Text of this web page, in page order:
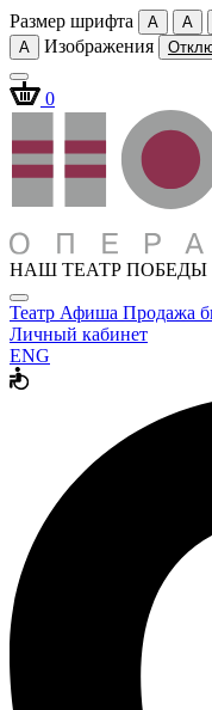
Размер шрифта A A
A
Изображения
0
НАШ ТЕАТР ПОБЕДЫ
Театр Афиша Продажа
Личный кабинет
ENG